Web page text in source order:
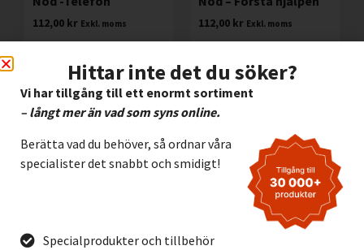
112,00 kr Exkl. moms
Lägg I Kundvagn
Offertförfrågan
112,00 kr Exkl. moms
Offertförfrågan
Hittar inte det du söker?
Vi har tillgång till ett enormt sortiment
– långt mer än vad som syns online.
Berätta vad du behöver, så ordnar våra
specialister det snabbt och smidigt!
Specialprodukter och tillbehör